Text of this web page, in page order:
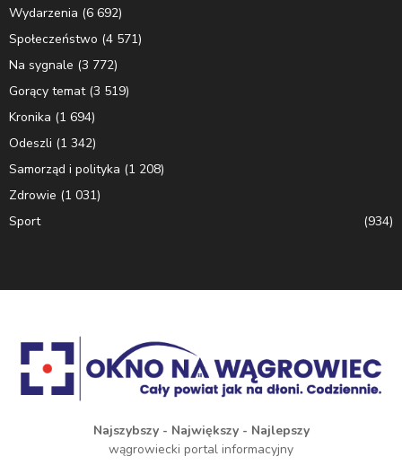
Wydarzenia (6 692)
Społeczeństwo (4 571)
Na sygnale (3 772)
Gorący temat(3 519)
Kronika (1 694)
Odeszli (1 342)
Samorząd i polityka (1 208)
Zdrowie (1 031)
Sport
(934)
Najszybszy - Największy - Najlepszy
wągrowiecki portal informacyjny